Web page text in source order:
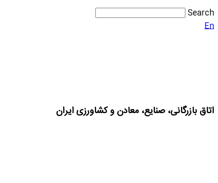
Search
En
اتاق بازرگانی، صنایع، معادن و کشاورزی ایران